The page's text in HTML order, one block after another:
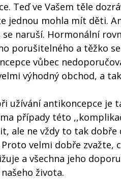
Teď ve Vašem těle
jednou mohla mít děti.
naruší. Hormonální
porušitelného a těžko
vůbec
výhodný obchod, a
užívání antikoncepce je
případy této
ale ne vždy to tak
velmi dobře zvažte,
a všechna jeho
života.